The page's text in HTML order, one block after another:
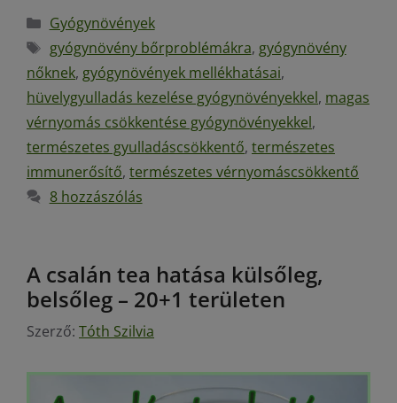
Gyógynövények
gyógynövény bőrproblémákra, gyógynövény
nőknek, gyógynövények mellékhatásai,
hüvelygyulladás kezelése gyógynövényekkel, magas
vérnyomás csökkentése gyógynövényekkel,
természetes gyulladáscsökkentő, természetes
immunerősítő, természetes vérnyomáscsökkentő
8 hozzászólás
A csalán tea hatása külsőleg,
belsőleg – 20+1 területen
Szerző: Tóth Szilvia